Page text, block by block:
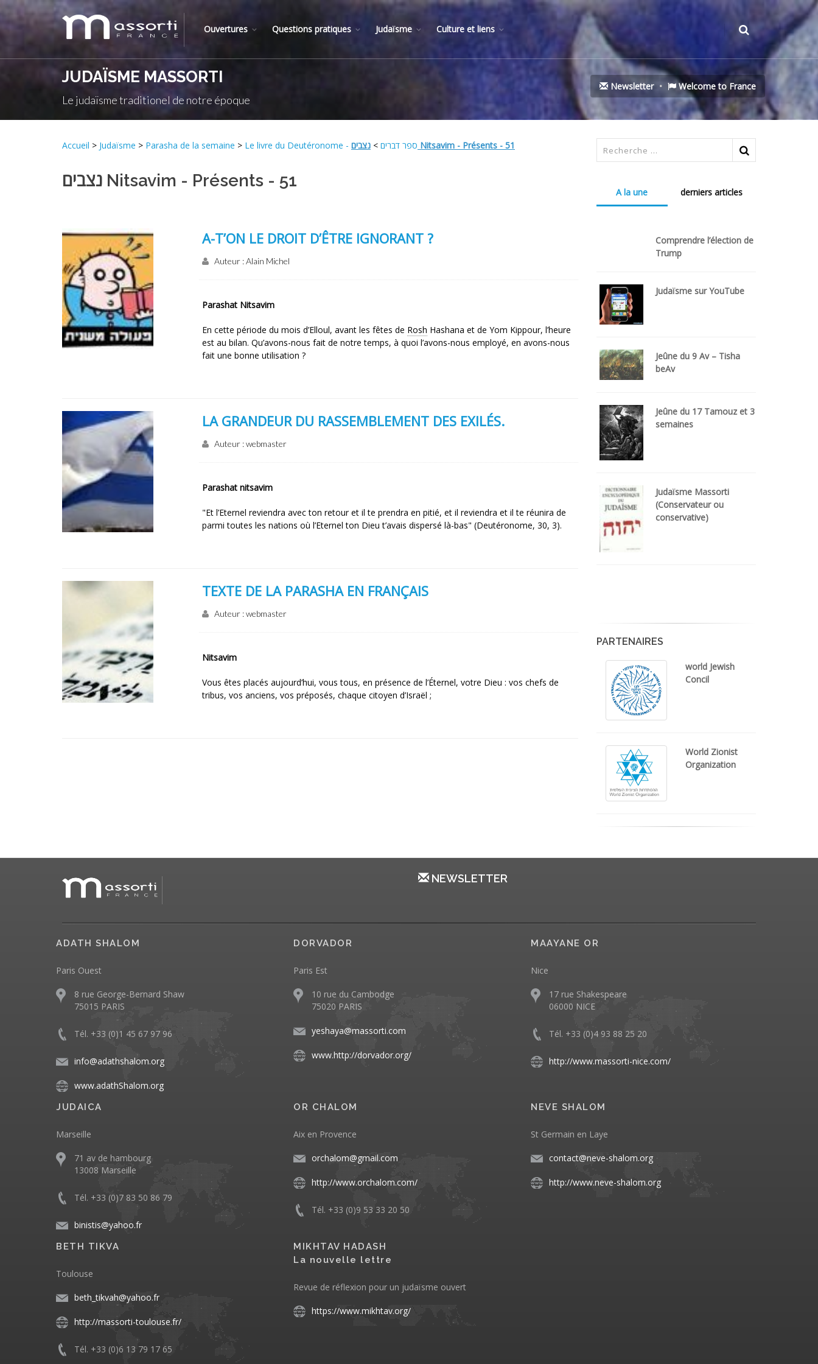
Ouvertures Questions pratiques Judaïsme Culture et liens
JUDAÏSME MASSORTI
Le judaïsme traditionel de notre époque
Newsletter Welcome to France
Accueil > Judaïsme > Parasha de la semaine > Le livre du Deutéronome - ספר דברים > נצבים Nitsavim - Présents - 51
נצבים Nitsavim - Présents - 51
A-T’ON LE DROIT D’ÊTRE IGNORANT ?
Auteur : Alain Michel
Parashat Nitsavim
En cette période du mois d’Elloul, avant les fêtes de Rosh Hashana et de Yom Kippour, l’heure
est au bilan. Qu’avons-nous fait de notre temps, à quoi l’avons-nous employé, en avons-nous
fait une bonne utilisation ?
LA GRANDEUR DU RASSEMBLEMENT DES EXILÉS.
Auteur : webmaster
Parashat nitsavim
"Et l’Eternel reviendra avec ton retour et il te prendra en pitié, et il reviendra et il te réunira de
parmi toutes les nations où l’Eternel ton Dieu t’avais dispersé là-bas" (Deutéronome, 30, 3).
TEXTE DE LA PARASHA EN FRANÇAIS
Auteur : webmaster
Nitsavim
Vous êtes placés aujourd’hui, vous tous, en présence de l’Éternel, votre Dieu : vos chefs de
tribus, vos anciens, vos préposés, chaque citoyen d’Israël ;
A la une derniers articles
Comprendre l’élection de
Trump
Judaïsme sur YouTube
Jeûne du 9 Av – Tisha
beAv
Jeûne du 17 Tamouz et 3
semaines
Judaïsme Massorti
(Conservateur ou
conservative)
PARTENAIRES
world Jewish
Concil
World Zionist
Organization
NEWSLETTER
ADATH SHALOM
Paris Ouest
8 rue George-Bernard Shaw
75015 PARIS
Tél. +33 (0)1 45 67 97 96
info@adathshalom.org
www.adathShalom.org
DORVADOR
Paris Est
10 rue du Cambodge
75020 PARIS
yeshaya@massorti.com
www.http://dorvador.org/
MAAYANE OR
Nice
17 rue Shakespeare
06000 NICE
Tél. +33 (0)4 93 88 25 20
http://www.massorti-nice.com/
JUDAICA
Marseille
71 av de hambourg
13008 Marseille
Tél. +33 (0)7 83 50 86 79
binistis@yahoo.fr
OR CHALOM
Aix en Provence
orchalom@gmail.com
http://www.orchalom.com/
Tél. +33 (0)9 53 33 20 50
NEVE SHALOM
St Germain en Laye
contact@neve-shalom.org
http://www.neve-shalom.org
BETH TIKVA
Toulouse
beth_tikvah@yahoo.fr
http://massorti-toulouse.fr/
Tél. +33 (0)6 13 79 17 65
MIKHTAV HADASH
La nouvelle lettre
Revue de réflexion pour un judaïsme ouvert
https://www.mikhtav.org/